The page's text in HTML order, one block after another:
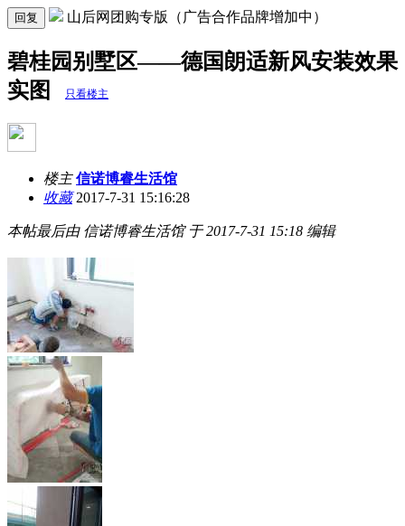
回复 山后网团购专版（广告合作品牌增加中）
碧桂园别墅区——德国朗适新风安装效果
实图
只看楼主
楼主 信诺博睿生活馆
收藏2017-7-31 15:16:28
本帖最后由 信诺博睿生活馆 于 2017-7-31 15:18 编辑